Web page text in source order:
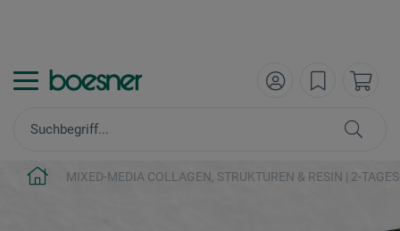
MIXED-MEDIA COLLAGEN, STRUKTUREN & RESIN | 2-